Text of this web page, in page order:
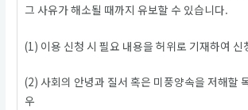
그 사유가 해소될 때까지 유보할 수 있습니다.
(1) 이용 신청 시 필요 내용을 허위로 기재하여 신
(2) 사회의 안녕과 질서 혹은 미풍양속을 저해할
우